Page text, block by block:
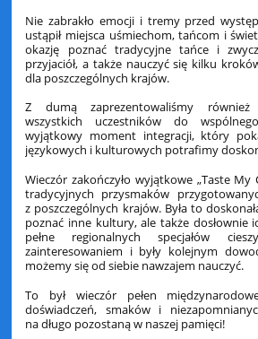
Nie zabrakło emocji i tremy przed
ustąpił miejsca uśmiechom, tańcom i
okazję poznać tradycyjne tańce i
przyjaciół, a także nauczyć się kilku
dla poszczególnych krajów.
Z dumą zaprezentowaliśmy również
wszystkich uczestników do
wyjątkowy moment integracji, który
językowych i kulturowych potrafimy
Wieczór zakończyło wyjątkowe „Taste
tradycyjnych przysmaków
z poszczególnych krajów. Była to
poznać inne kultury, ale także dosłownie
pełne regionalnych specjałów
zainteresowaniem i były kolejnym
możemy się od siebie nawzajem nauczyć.
To był wieczór pełen
doświadczeń, smaków i
na długo pozostaną w naszej pamięci!